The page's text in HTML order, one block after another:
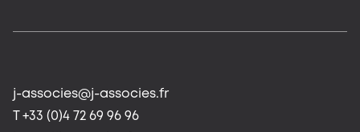
j-associes@j-associes.fr
T +33 (0)4 72 69 96 96